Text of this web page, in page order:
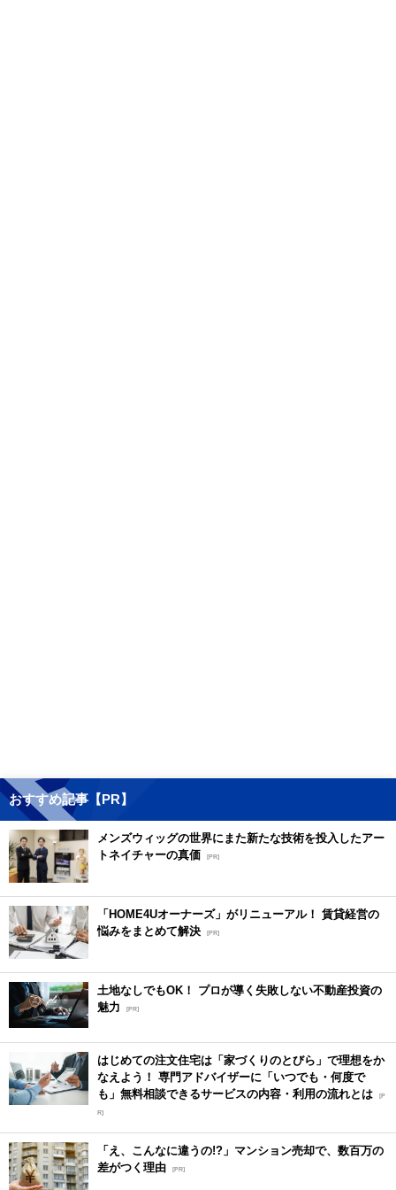
おすすめ記事【PR】
メンズウィッグの世界にまた新たな技術を投入したアー
トネイチャーの真価 [PR]
「HOME4Uオーナーズ」がリニューアル！ 賃貸経営の
悩みをまとめて解決 [PR]
土地なしでもOK！ プロが導く失敗しない不動産投資の
魅力
[PR]
はじめての注文住宅は「家づくりのとびら」で理想をか
なえよう！ 専門アドバイザーに「いつでも・何度で
も」無料相談できるサービスの内容・利用の流れとは [P
R]
「え、こんなに違うの!?」マンション売却で、数百万の
差がつく理由 [PR]